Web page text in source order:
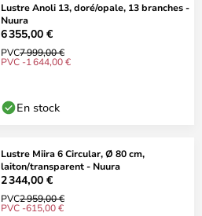
Lustre Anoli 13, doré/opale, 13 branches -
Nuura
6 355,00 €
PVC7 999,00 €
PVC -1 644,00 €
En stock
Lustre Miira 6 Circular, Ø 80 cm,
laiton/transparent - Nuura
2 344,00 €
PVC2 959,00 €
PVC -615,00 €